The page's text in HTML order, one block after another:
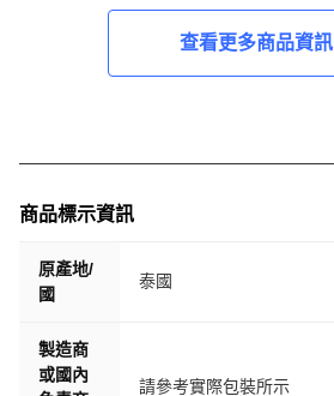
查看更多商品資訊
商品標示資訊
原產地/
國
泰國
製造商
或國內
請參考實際包裝所示